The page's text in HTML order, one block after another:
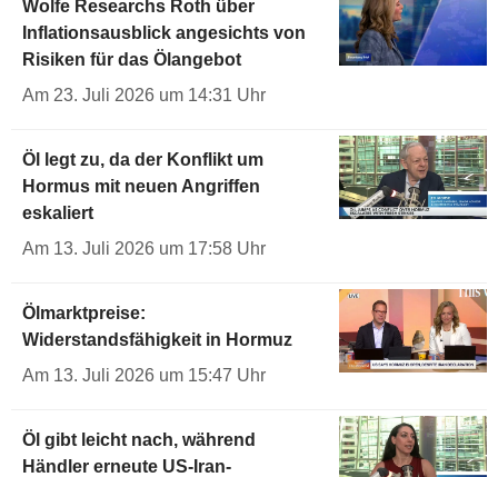
Wolfe Researchs Roth über
Inflationsausblick angesichts von
Risiken für das Ölangebot
Am 23. Juli 2026 um 14:31 Uhr
Öl legt zu, da der Konflikt um
Hormus mit neuen Angriffen
eskaliert
Am 13. Juli 2026 um 17:58 Uhr
Ölmarktpreise:
Widerstandsfähigkeit in Hormuz
Am 13. Juli 2026 um 15:47 Uhr
Öl gibt leicht nach, während
Händler erneute US-Iran-